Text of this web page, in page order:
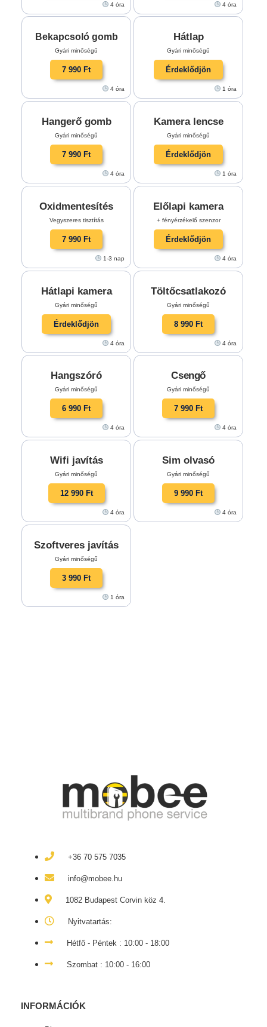
4 óra 4 óra
Bekapcsoló gomb
Gyári minőségű
7 990 Ft
4 óra
Hátlap
Gyári minőségű
Érdeklődjön
1 óra
Hangerő gomb
Gyári minőségű
7 990 Ft
4 óra
Kamera lencse
Gyári minőségű
Érdeklődjön
1 óra
Oxidmentesítés
Vegyszeres tisztítás
7 990 Ft
1-3 nap
Előlapi kamera
+ fényérzékelő szenzor
Érdeklődjön
4 óra
Hátlapi kamera
Gyári minőségű
Érdeklődjön
4 óra
Töltőcsatlakozó
Gyári minőségű
8 990 Ft
4 óra
Hangszóró
Gyári minőségű
6 990 Ft
4 óra
Csengő
Gyári minőségű
7 990 Ft
4 óra
Wifi javítás
Gyári minőségű
12 990 Ft
4 óra
Sim olvasó
Gyári minőségű
9 990 Ft
4 óra
Szoftveres javítás
Gyári minőségű
3 990 Ft
1 óra
+36 70 575 7035
info@mobee.hu
1082 Budapest Corvin köz 4.
Nyitvatartás:
Hétfő - Péntek : 10:00 - 18:00
Szombat : 10:00 - 16:00
INFORMÁCIÓK